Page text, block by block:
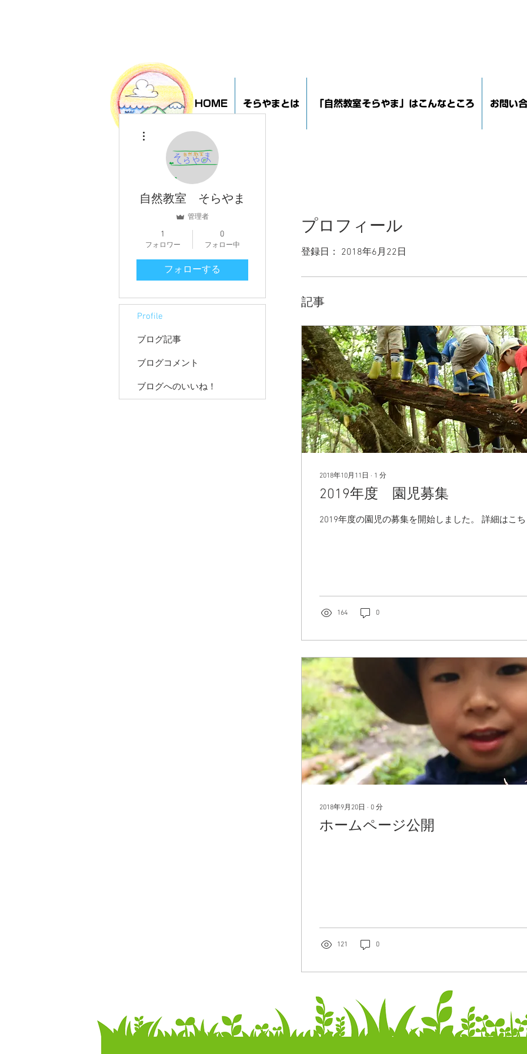
HOME そらやまとは 「自然教室そらやま」はこんなところ お問い
プロフィール
登録日： 2018年6月22日
記事
2018年10月11日 ∙ 1 分
2019年度 園児募集
2019年度の園児の募集を開始しました。 詳細はこ
164 0
2018年9月20日 ∙ 0 分
ホームページ公開
121 0
自然教室 そらやま
管理者
1
フォロワー
0
フォロー中
フォローする
Profile
ブログ記事
ブログコメント
ブログへのいいね！